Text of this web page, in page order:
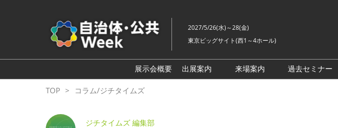
ッ
プ
進
む
2027/5/26(水)～28(金)
東京ビッグサイト(西1～4ホール)
展示会概要
出展案内
来場案内
過去セミナー
TOP コラム/ジチタイムズ
ジチタイムズ 編集部